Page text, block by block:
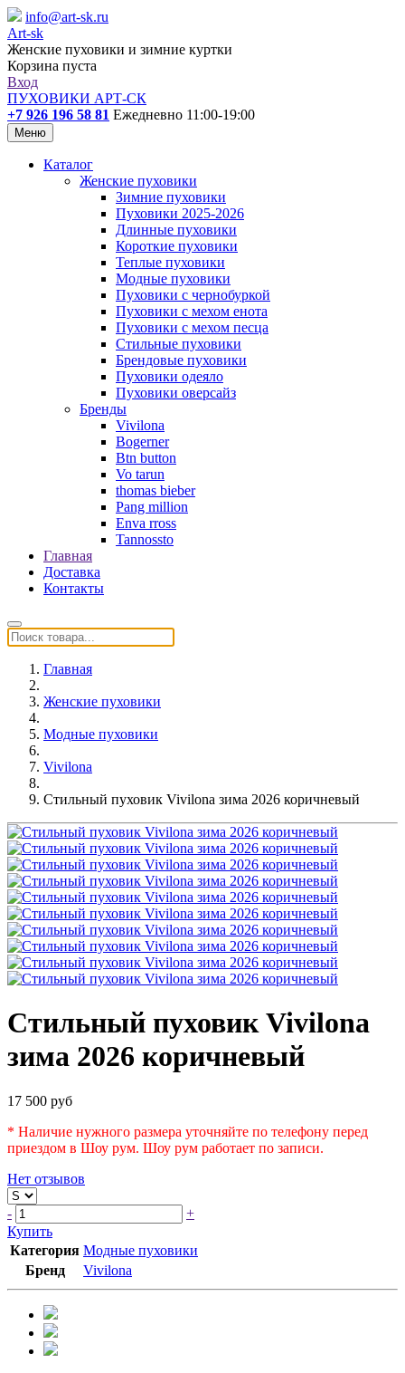
info@art-sk.ru
Art-sk
Женские пуховики и зимние куртки
Корзина пуста
Вход
ПУХОВИКИ АРТ-СК
+7 926 196 58 81 Ежедневно 11:00-19:00
Меню
Каталог
Женские пуховики
Зимние пуховики
Пуховики 2025-2026
Длинные пуховики
Короткие пуховики
Теплые пуховики
Модные пуховики
Пуховики с чернобуркой
Пуховики с мехом енота
Пуховики с мехом песца
Стильные пуховики
Брендовые пуховики
Пуховики одеяло
Пуховики оверсайз
Бренды
Vivilona
Bogerner
Btn button
Vo tarun
thomas bieber
Pang million
Enva rross
Tannossto
Главная
Доставка
Контакты
Главная
Женские пуховики
Модные пуховики
Vivilona
Стильный пуховик Vivilona зима 2026 коричневый
Стильный пуховик Vivilona
зима 2026 коричневый
17 500 руб
* Наличие нужного размера уточняйте по телефону перед
приездом в Шоу рум. Шоу рум работает по записи.
Нет отзывов
-
+
Купить
Категория Модные пуховики
Бренд
Vivilona